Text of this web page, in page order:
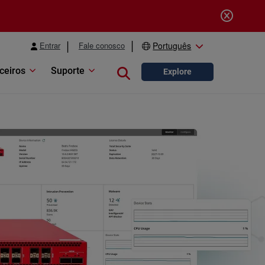
Entrar Fale conosco Português
Suporte Close search
Explore